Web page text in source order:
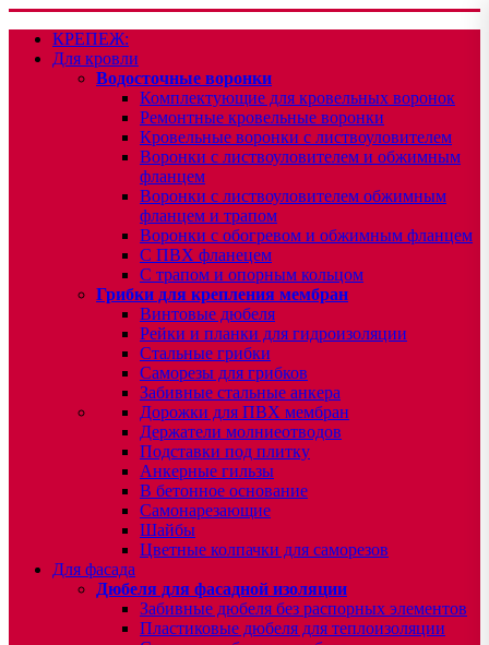
КРЕПЕЖ:
Для кровли
Водосточные воронки
Комплектующие для кровельных воронок
Ремонтные кровельные воронки
Кровельные воронки с листвоуловителем
Воронки с листвоуловителем и обжимным
фланцем
Воронки с листвоуловителем обжимным
фланцем и трапом
Воронки с обогревом и обжимным фланцем
С ПВХ фланецем
С трапом и опорным кольцом
Грибки для крепления мембран
Винтовые дюбеля
Рейки и планки для гидроизоляции
Стальные грибки
Саморезы для грибков
Забивные стальные анкера
Дорожки для ПВХ мембран
Держатели молниеотводов
Подставки под плитку
Анкерные гильзы
В бетонное основание
Самонарезающие
Шайбы
Цветные колпачки для саморезов
Для фасада
Дюбеля для фасадной изоляции
Забивные дюбеля без распорных элементов
Пластиковые дюбеля для теплоизоляции